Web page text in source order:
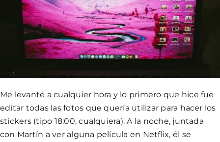
Search
for:
Me levanté a cualquier hora y lo primero que hice fue
editar todas las fotos que quería utilizar para hacer los
stickers (tipo 18:00, cualquiera). A la noche, juntada
con Martín a ver alguna película en Netflix, él se